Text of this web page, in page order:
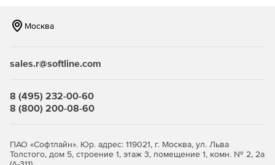
эксплуатации СИ.
финансовые затраты и трудозатраты на основе
Контроль выполнения графиков, формирование
Создание отчетов по состоянию парка СИ,
Москва
sales.r@softline.com
8 (495) 232-00-60
8 (800) 200-08-60
ПАО «Софтлайн». Юр. адрес: 119021, г. Москва, ул. Льва
Толстого, дом 5, строение 1, этаж 3, помещение 1, комн. № 2, 2а